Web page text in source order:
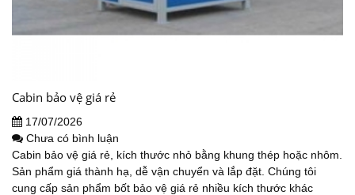
Cabin bảo vệ giá rẻ
17/07/2026
Chưa có bình luận
Cabin bảo vệ giá rẻ, kích thước nhỏ bằng khung thép hoặc nhôm.
Sản phẩm giá thành hạ, dễ vận chuyển và lắp đặt. Chúng tôi
cung cấp sản phẩm bốt bảo vệ giá rẻ nhiều kích thước khác